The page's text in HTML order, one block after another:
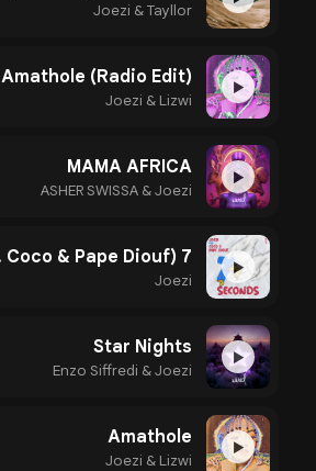
Joezi & Tayllor
▶
Amathole (Radio Edit)
Joezi & Lizwi
▶
MAMA AFRICA
ASHER SWISSA & Joezi
▶
7 Seconds (feat. Coco & Pape Diouf)
Joezi
▶
Star Nights
Enzo Siffredi & Joezi
▶
Amathole
Joezi & Lizwi